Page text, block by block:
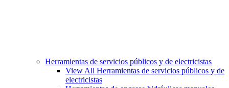
Herramientas de servicios públicos y de electricistas
View All Herramientas de servicios públicos y de
electricistas